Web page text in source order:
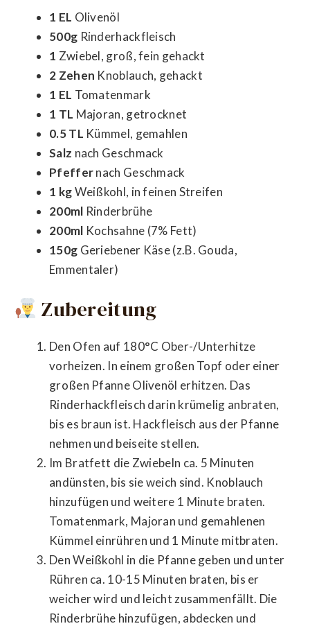
1 EL Olivenöl
500g Rinderhackfleisch
1 Zwiebel, groß, fein gehackt
2 Zehen Knoblauch, gehackt
1 EL Tomatenmark
1 TL Majoran, getrocknet
0.5 TL Kümmel, gemahlen
Salz nach Geschmack
Pfeffernach Geschmack
1 kgWeißkohl, in feinen Streifen
200ml Rinderbrühe
200ml Kochsahne (7% Fett)
150g Geriebener Käse (z.B. Gouda,
Emmentaler)
Zubereitung
Den Ofen auf 180°C Ober-/Unterhitze
vorheizen. In einem großen Topf oder einer
großen Pfanne Olivenöl erhitzen. Das
Rinderhackfleisch darin krümelig anbraten,
bis es braun ist. Hackfleisch aus der Pfanne
nehmen und beiseite stellen.
Im Bratfett die Zwiebeln ca. 5 Minuten
andünsten, bis sie weich sind. Knoblauch
hinzufügen und weitere 1 Minute braten.
Tomatenmark, Majoran und gemahlenen
Kümmel einrühren und 1 Minute mitbraten.
Den Weißkohl in die Pfanne geben und unter
Rühren ca. 10-15 Minuten braten, bis er
weicher wird und leicht zusammenfällt. Die
Rinderbrühe hinzufügen, abdecken und